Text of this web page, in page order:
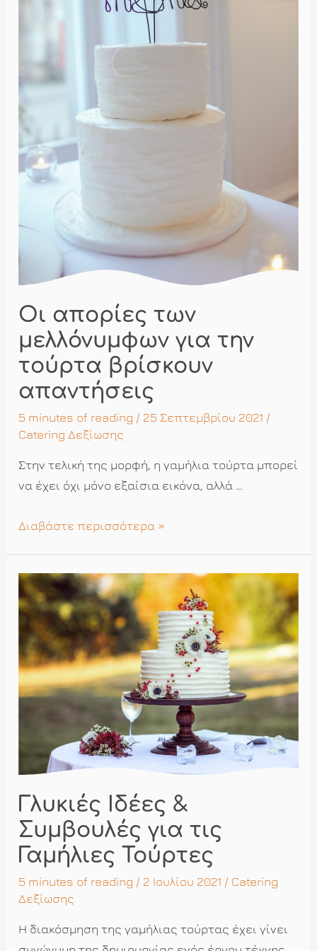
Οι απορίες των
μελλόνυμφων για την
τούρτα βρίσκουν
απαντήσεις
5 minutes of reading / 25 Σεπτεμβρίου 2021 /
Catering Δεξίωσης
Στην τελική της μορφή, η γαμήλια τούρτα μπορεί
να έχει όχι μόνο εξαίσια εικόνα, αλλά …
Οι
μελλόνυμφων
για
την
τούρτα
βρίσκουν
απαντήσεις
Διαβάστε περισσότερα »
Γλυκιές Ιδέες &
Συμβουλές για τις
Γαμήλιες Τούρτες
5 minutes of reading / 2 Ιουλίου 2021 / Catering
Δεξίωσης
Η διακόσμηση της γαμήλιας τούρτας έχει γίνει